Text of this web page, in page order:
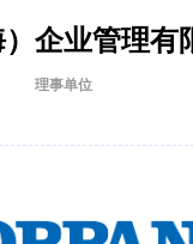
企业管理有
理事单位